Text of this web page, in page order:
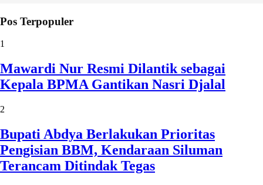
Pos Terpopuler
1
Mawardi Nur Resmi Dilantik sebagai
Kepala BPMA Gantikan Nasri Djalal
2
Bupati Abdya Berlakukan Prioritas
Pengisian BBM, Kendaraan Siluman
Terancam Ditindak Tegas